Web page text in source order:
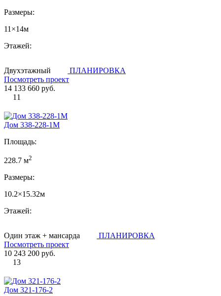
Размеры:
11×14м
Этажей:
Двухэтажный
ПЛАНИРОВКА
Посмотреть проект
14 133 660 руб.
11
Дом 338-228-1М
Площадь:
228.7 м2
Размеры:
10.2×15.32м
Этажей:
Один этаж + мансарда
ПЛАНИРОВКА
Посмотреть проект
10 243 200 руб.
13
Дом 321-176-2